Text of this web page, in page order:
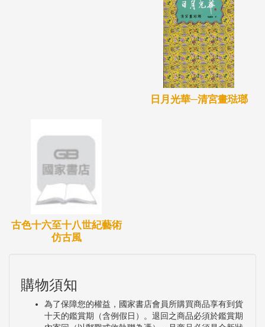
日月光華─清宮畫琺瑯
古色十六至十八世紀藝術
仿古風
購物須知
為了保障您的權益，國家書店會員所購買商品享有到貨
十天的鑑賞期（含例假日）。退回之商品必須於鑑賞期